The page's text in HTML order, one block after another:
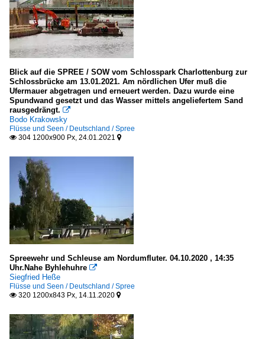
Blick auf die SPREE / SOW vom Schlosspark Charlottenburg zur
Schlossbrücke am 13.01.2021. Am nördlichen Ufer muß die
Ufermauer abgetragen und erneuert werden. Dazu wurde eine
Spundwand gesetzt und das Wasser mittels angeliefertem Sand
rausgedrängt. 
Bodo Krakowsky
Flüsse und Seen / Deutschland / Spree
 304 1200x900 Px, 24.01.2021 
Spreewehr und Schleuse am Nordumfluter. 04.10.2020 , 14:35
Uhr.Nahe Byhlehuhre 
Siegfried Heße
Flüsse und Seen / Deutschland / Spree
 320 1200x843 Px, 14.11.2020 